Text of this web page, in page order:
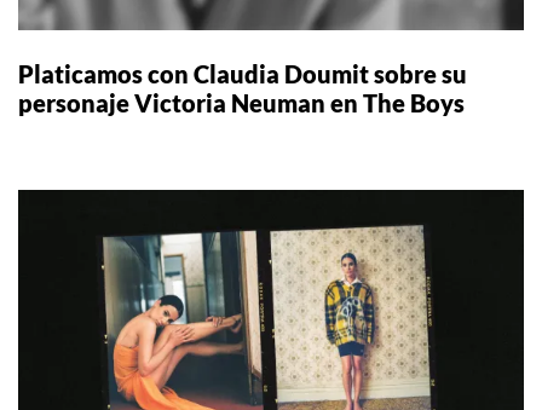
Platicamos con Claudia Doumit sobre su
personaje Victoria Neuman en The Boys